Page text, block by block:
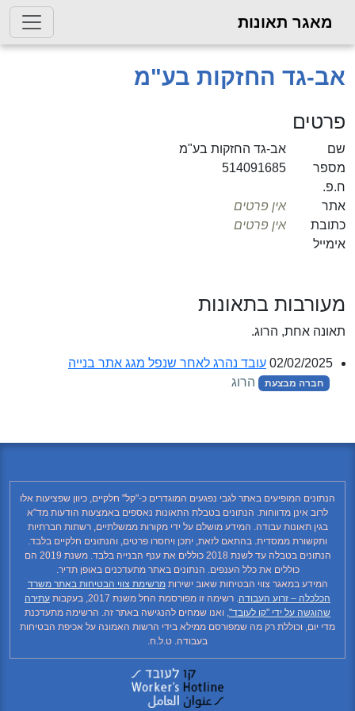
מאגר תאונות
אב-גד החזקות בע"מ
פרטים
שם
אב-גד החזקות בע"מ
מספר
ח.פ.
514091685
אתר
אין פרטים
כתובת
אימייל
אין פרטים
מעורבות בתאונות
תאונה אחת, הרוג.
02/02/2025 עובד נהרג לאחר שנפל מגג אתר בנייה
חברה מבצעת הרוג
הנתונים המופיעים באתר לגבי נפגעים המוגדרים כ-"קל" חלקיים, כיוון שפציעות אלו
לרוב אינן מדווחות. הנתונים בטבלת התאונות נאספים באמצעות הודעות מד"א
בגין תאונות עבודה. המידע מושלם על ידי מקורות ממשלתיים, רשתות חברתיות
ותקשורת ממסדית. בהתאם לזאת, יתכן ויחסרו פרטים, והנתונים חלקיים בלבד.
הנתונים בטבלה עד לשנת 2018 כוללים את ענף הבנייה בלבד. משנת 2019 הם
כוללים את כלל הענפים. הנתונים באתר מתעדכנים באופן תדיר.
המידע במאגר צווי הבטיחות שאוב ישירותמרשימת צווי הבטיחות באתר משרד
הכלכלה – זרוע העבודה. רשימה זו מפורסמת החל משנת 2017, בעקבות
עתירה
שהוגשה על ידי "קו לעובד", ואנו שמחים להנגישה באתר זה. הרשימה מתעדכנת
מדי יום, וכוללת רק מה שמפורסם ממילא בידי הרשות האמונה על אכיפת הבטיחות
בעבודה. ט.ל.ח.